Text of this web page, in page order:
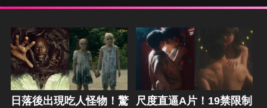
日落後出現吃人怪物！驚
尺度直逼A片！19禁限制